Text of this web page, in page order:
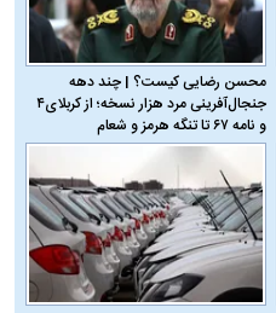
محسن رضایی کیست؟ | چند دهه
جنجال‌آفرینی مرد هزار نسخه؛ از کربلای۴
و نامه ۶۷ تا تنگه هرمز و شعام